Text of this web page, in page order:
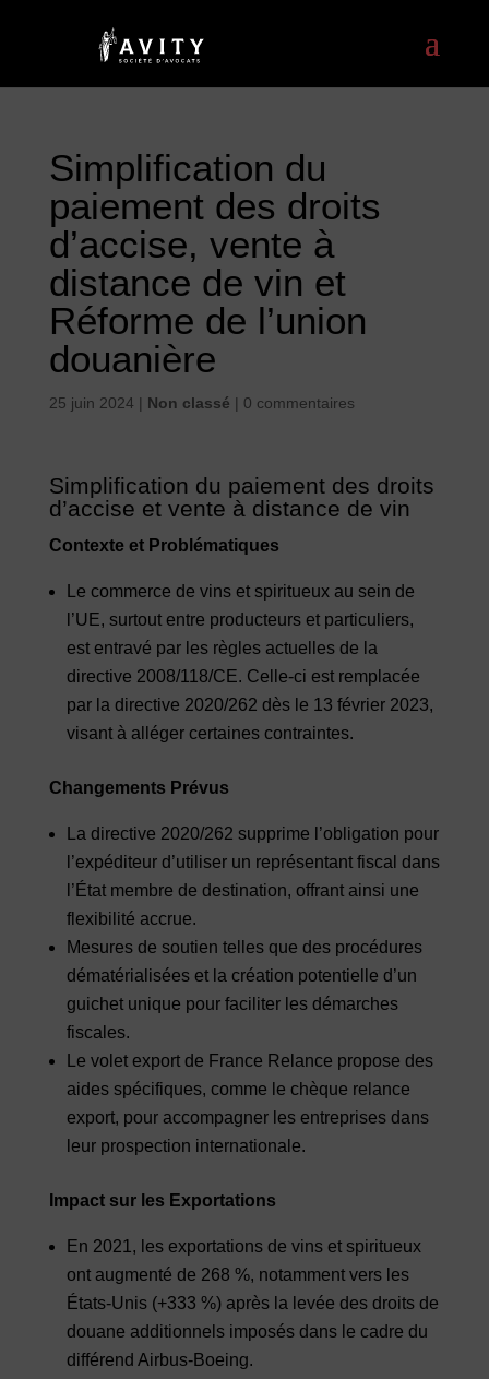
Simplification du
paiement des droits
d’accise, vente à
distance de vin et
Réforme de l’union
douanière
25 juin 2024 | Non classé | 0 commentaires
Simplification du paiement des droits
d’accise et vente à distance de vin
Contexte et Problématiques
Le commerce de vins et spiritueux au sein de
l’UE, surtout entre producteurs et particuliers,
est entravé par les règles actuelles de la
directive 2008/118/CE. Celle-ci est remplacée
par la directive 2020/262 dès le 13 février 2023,
visant à alléger certaines contraintes.
Changements Prévus
La directive 2020/262 supprime l’obligation pour
l’expéditeur d’utiliser un représentant fiscal dans
l’État membre de destination, offrant ainsi une
flexibilité accrue.
Mesures de soutien telles que des procédures
dématérialisées et la création potentielle d’un
guichet unique pour faciliter les démarches
fiscales.
Le volet export de France Relance propose des
aides spécifiques, comme le chèque relance
export, pour accompagner les entreprises dans
leur prospection internationale.
Impact sur les Exportations
En 2021, les exportations de vins et spiritueux
ont augmenté de 268 %, notamment vers les
États-Unis (+333 %) après la levée des droits de
douane additionnels imposés dans le cadre du
différend Airbus-Boeing.